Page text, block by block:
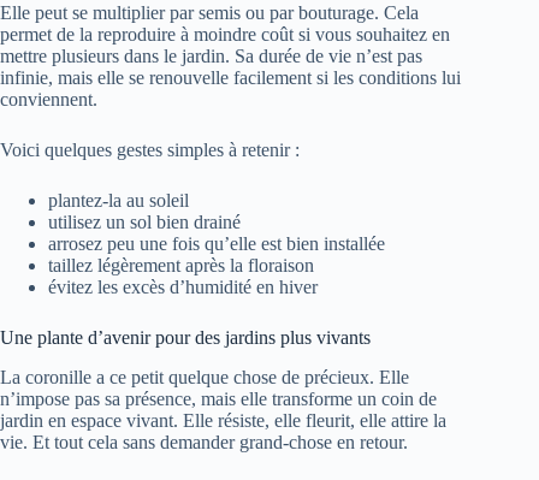
Elle peut se multiplier par semis ou par bouturage. Cela
permet de la reproduire à moindre coût si vous souhaitez en
mettre plusieurs dans le jardin. Sa durée de vie n’est pas
infinie, mais elle se renouvelle facilement si les conditions lui
conviennent.
Voici quelques gestes simples à retenir :
plantez-la au soleil
utilisez un sol bien drainé
arrosez peu une fois qu’elle est bien installée
taillez légèrement après la floraison
évitez les excès d’humidité en hiver
Une plante d’avenir pour des jardins plus vivants
La coronille a ce petit quelque chose de précieux. Elle
n’impose pas sa présence, mais elle transforme un coin de
jardin en espace vivant. Elle résiste, elle fleurit, elle attire la
vie. Et tout cela sans demander grand-chose en retour.